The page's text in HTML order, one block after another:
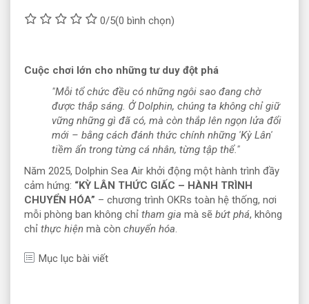
0/5(0 bình chọn)
Cuộc chơi lớn cho những tư duy đột phá
"Mỗi tổ chức đều có những ngôi sao đang chờ
được thắp sáng. Ở Dolphin, chúng ta không chỉ giữ
vững những gì đã có, mà còn thắp lên ngọn lửa đổi
mới – bằng cách đánh thức chính những 'Kỳ Lân'
tiềm ẩn trong từng cá nhân, từng tập thể."
Năm 2025, Dolphin Sea Air khởi động một hành trình đầy
cảm hứng: “KỲ LÂN THỨC GIẤC – HÀNH TRÌNH
CHUYỂN HÓA” – chương trình OKRs toàn hệ thống, nơi
mỗi phòng ban không chỉ tham gia mà sẽ bứt phá, không
chỉ thực hiện mà còn chuyển hóa
Mục lục bài viết